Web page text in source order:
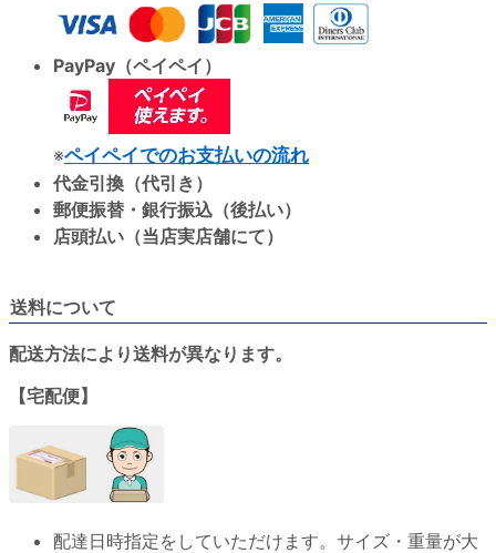
PayPay（ペイペイ）
※ペイペイでのお支払いの流れ
代金引換（代引き）
郵便振替・銀行振込（後払い）
店頭払い（当店実店舗にて）
送料について
配送方法により送料が異なります。
【宅配便】
配達日時指定をしていただけます。サイズ・重量が大